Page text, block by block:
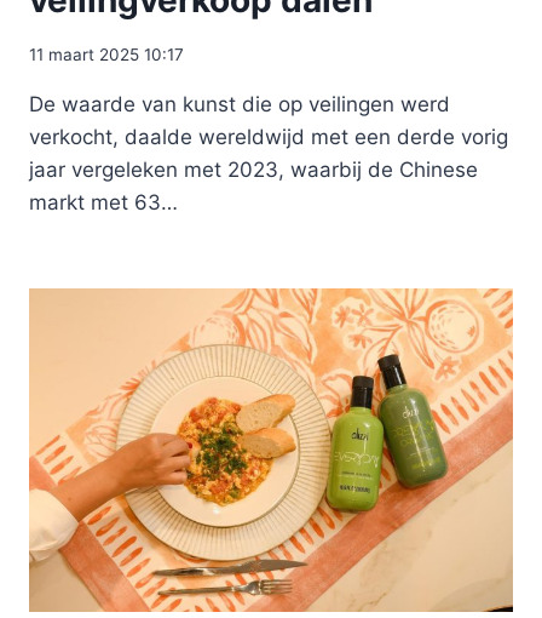
11 maart 2025 10:17
De waarde van kunst die op veilingen werd
verkocht, daalde wereldwijd met een derde vorig
jaar vergeleken met 2023, waarbij de Chinese
markt met 63…